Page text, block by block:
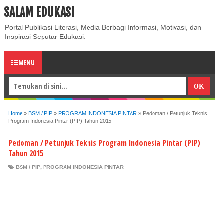
ABOUT CONTACT US
SALAM EDUKASI
Portal Publikasi Literasi, Media Berbagi Informasi, Motivasi, dan
Inspirasi Seputar Edukasi.
MENU
Home » BSM / PIP » PROGRAM INDONESIA PINTAR » Pedoman / Petunjuk Teknis
Program Indonesia Pintar (PIP) Tahun 2015
Pedoman / Petunjuk Teknis Program Indonesia Pintar (PIP)
Tahun 2015
BSM / PIP, PROGRAM INDONESIA PINTAR